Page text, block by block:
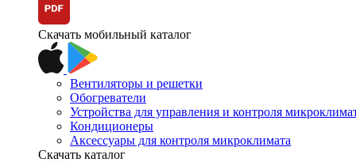
Скачать мобильный каталог
Вентиляторы и решетки
Обогреватели
Устройства для управления и контроля
Кондиционеры
Аксессуары для контроля микроклимата
Скачать каталог